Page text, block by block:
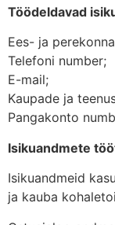
Töödeldavad
Ees- ja
Telefoni number;
E-mail;
Kaupade ja
Pangakonto
Isikuandmete
Isikuandmeid
ja kauba